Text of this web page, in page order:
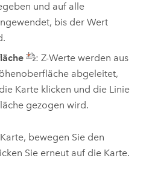
und auf alle
bis der Wert
: Z-Werte werden aus
abgeleitet,
Karte klicken und die Linie
gezogen wird.
bewegen Sie den
Sie erneut auf die Karte.